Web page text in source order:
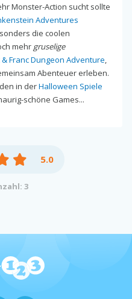
Monster-Action sucht sollte
Adventures
die coolen
mehr gruselige
& Franc Dungeon Adventure
Abenteuer erleben.
in derHalloween Spiele
schöne Games...
5.0
3